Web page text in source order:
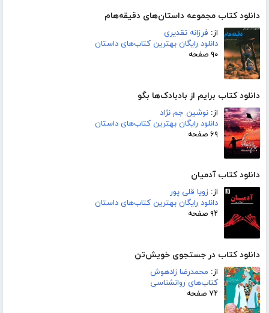
دانلود کتاب مجموعه داستان‌های دقیقه‌هام
از: فرزانه تقدیری
دانلود رایگان بهترین کتاب‌های داستان
۹۰ صفحه
دانلود کتاب برایم از بادبادک‌ها بگو
از: نوشین جم نژاد
دانلود رایگان بهترین کتاب‌های داستان
۶۹ صفحه
دانلود کتاب آدمیان
از: زویا قلی پور
دانلود رایگان بهترین کتاب‌های داستان
۹۲ صفحه
دانلود کتاب در جستجوی خویش‌تن
از: محمدرضا زادهوش
کتاب‌های روانشناسی
۷۲ صفحه